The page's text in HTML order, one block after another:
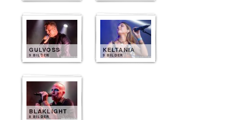
GULVOSS
9 BILDER
KELTANIA
9 BILDER
BLAKLIGHT
8 BILDER